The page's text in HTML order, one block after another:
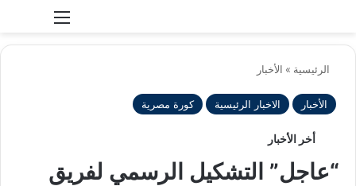
الرئيسية » الأخبار
الأخبار الاخبار الرئيسية كورة مصرية
أخر الأخبار
“عاجل” التشكيل الرسمي لفريق